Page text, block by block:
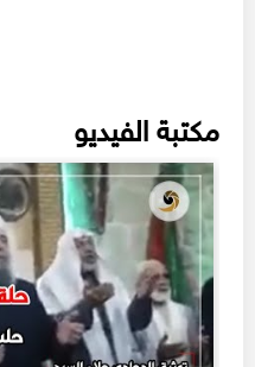
مكتبة الفيديو